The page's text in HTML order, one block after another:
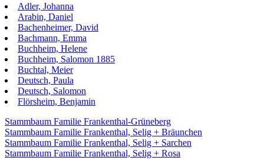
Adler, Johanna
Arabin, Daniel
Bachenheimer, David
Bachmann, Emma
Buchheim, Helene
Buchheim, Salomon 1885
Buchtal, Meier
Deutsch, Paula
Deutsch, Salomon
Flörsheim, Benjamin
Stammbaum Familie Frankenthal-Grüneberg
Stammbaum Familie Frankenthal, Selig + Bräunchen
Stammbaum Familie Frankenthal, Selig + Sarchen
Stammbaum Familie Frankenthal, Selig + Rosa